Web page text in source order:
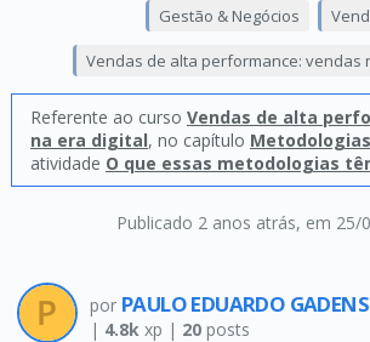
Publicado 2 anos atrás, em 25/
Gestão & Negócios
Vendas de alta performance: vendas
Referente ao curso Vendas de alta
na era digital, no capítulo
atividade O que essas metodologias
por PAULO EDUARDO
| 4.8kxp | 20posts